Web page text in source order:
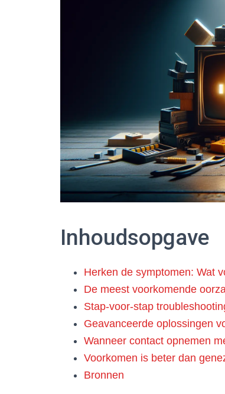
Inhoudsopgave
Herken de symptomen: Wat
De meest voorkomende
Stap-voor-stap
Geavanceerde oplossingen
Wanneer contact opnemen
Voorkomen is beter dan
Bronnen